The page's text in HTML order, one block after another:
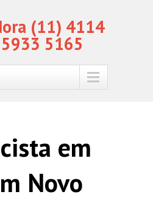
(11) 4114
5165
em
Novo